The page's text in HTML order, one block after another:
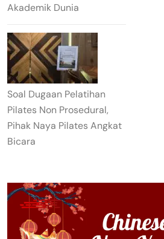
Akademik Dunia
Soal Dugaan Pelatihan
Pilates Non Prosedural,
Pihak Naya Pilates Angkat
Bicara